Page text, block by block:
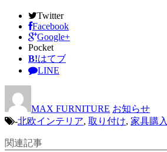
Twitter
Facebook
Google+
Pocket
B!はてブ
LINE
MAX FURNITURE お知らせ
-北欧インテリア, 取り付け, 家具購入
関連記事